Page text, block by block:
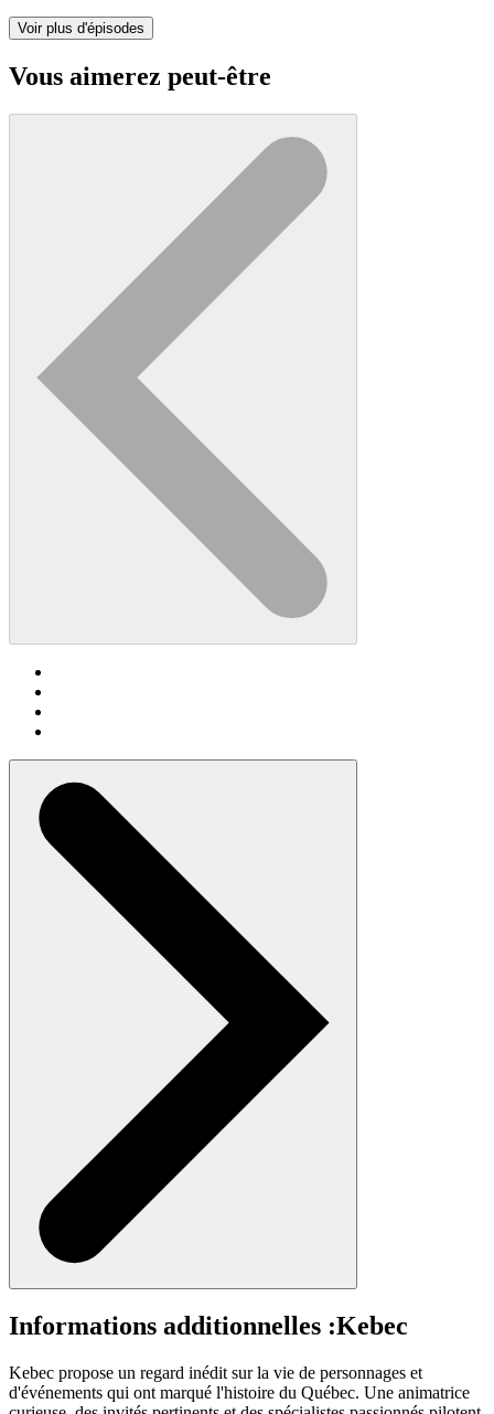
Voir plus d'épisodes
Vous aimerez peut-être
Informations additionnelles :Kebec
Kebec propose un regard inédit sur la vie de personnages et
d'événements qui ont marqué l'histoire du Québec. Une animatrice